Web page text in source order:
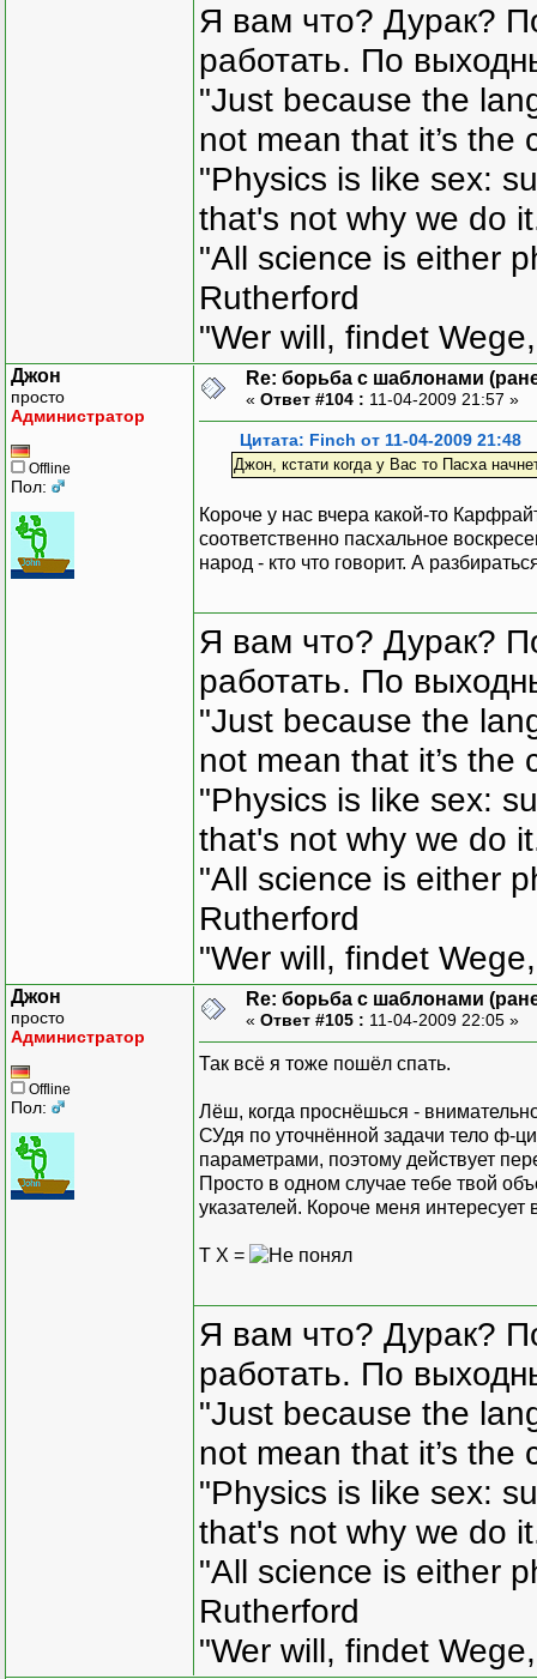
Я вам что? Дурак?
работать. По
"Just because the
not mean that it’s the
"Physics is like sex:
that's not why we do
"All science is either
Rutherford
"Wer will, findet
Джон
просто
Администратор
Offline
Пол:
Re: борьба с шаблонами
« Ответ #104 : 11-04-2009 21:57 »
Цитата: Finch от 11-04-2009 21:48
Джон, кстати когда у Вас то Пасха
Короче у нас вчера какой-то
соответственно пасхальное
народ - кто что говорит. А
Я вам что? Дурак?
работать. По
"Just because the
not mean that it’s the
"Physics is like sex:
that's not why we do
"All science is either
Rutherford
"Wer will, findet
Джон
просто
Администратор
Offline
Пол:
Re: борьба с шаблонами
« Ответ #105 : 11-04-2009 22:05 »
Так всё я тоже пошёл спать.
Лёш, когда проснёшься -
СУдя по уточнённой задачи тело ф-
параметрами, поэтому действует
Просто в одном случае тебе твой
указателей. Короче меня интересует
T X =
Я вам что? Дурак?
работать. По
"Just because the
not mean that it’s the
"Physics is like sex:
that's not why we do
"All science is either
Rutherford
"Wer will, findet